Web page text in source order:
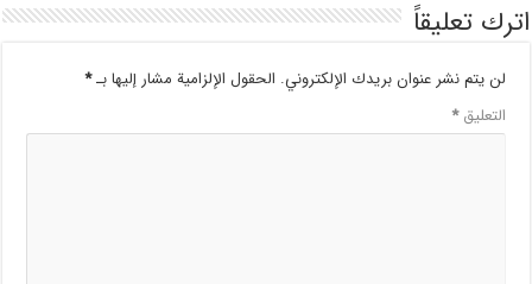
اترك تعليقاً
لن يتم نشر عنوان بريدك الإلكتروني. الحقول الإلزامية مشار إليها بـ*
التعليق*